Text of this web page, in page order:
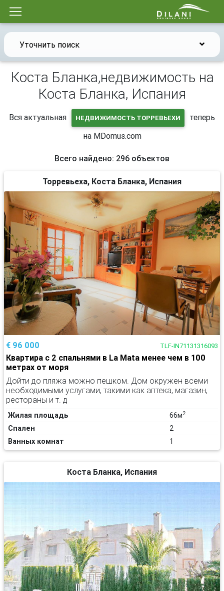
Уточнить поиск
Коста Бланка,недвижимость на
Коста Бланка, Испания
Вся актуальная НЕДВИЖИМОСТЬ ТОРРЕВЬЕХИ
теперь
на MDomus.com
Всего найдено: 296 объектов
Торревьеха, Коста Бланка, Испания
€ 96 000 TLF-IN71131316093
Квартира с 2 спальнями в La Mata менее чем в 100
метрах от моря
Дойти до пляжа можно пешком. Дом окружен всеми
необходимыми услугами, такими как аптека, магазин,
рестораны и т. д
Жилая площадь 66м2
Спален
2
Ванных комнат
1
Коста Бланка, Испания